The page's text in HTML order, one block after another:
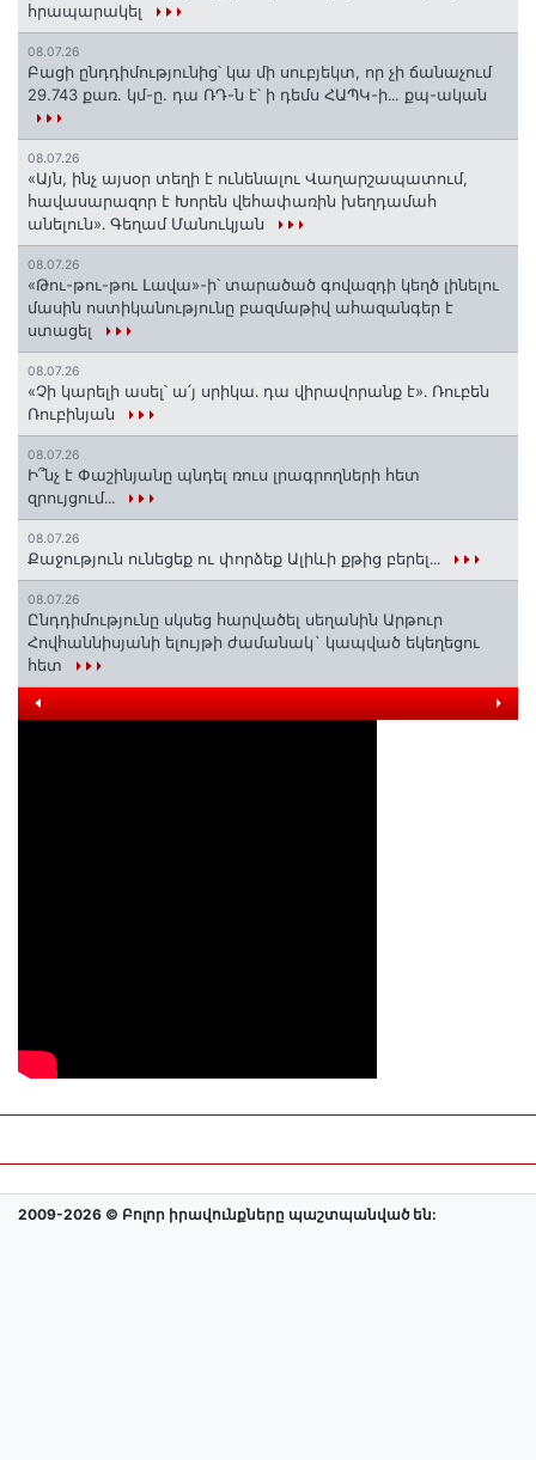
հրապարակել
08.07.26
Բացի ընդդիմությունից՝ կա մի սուբյեկտ, որ չի ճանաչում
29.743 քառ. կմ-ը. դա ՌԴ-ն է՝ ի դեմս ՀԱՊԿ-ի․․. քպ-ական
08.07.26
«Այն, ինչ այսօր տեղի է ունենալու Վաղարշապատում,
հավասարազոր է Խորեն վեհափառին խեղդամահ
անելուն»․ Գեղամ Մանուկյան
08.07.26
«Թու-թու-թու Լավա»-ի՝ տարածած գովազդի կեղծ լինելու
մասին ոստիկանությունը բազմաթիվ ահազանգեր է
ստացել
08.07.26
«Չի կարելի ասել՝ ա՛յ սրիկա․ դա վիրավորանք է»․ Ռուբեն
Ռուբինյան
08.07.26
Ի՞նչ է Փաշինյանը պնդել ռուս լրագրողների հետ
զրույցում․․․
08.07.26
Քաջություն ունեցեք ու փորձեք Ալիևի քթից բերել․․․
08.07.26
Ընդդիմությունը սկսեց հարվածել սեղանին Արթուր
Հովհաննիսյանի ելույթի ժամանակ` կապված եկեղեցու
հետ
2009-2026 © Բոլոր իրավունքները պաշտպանված են: